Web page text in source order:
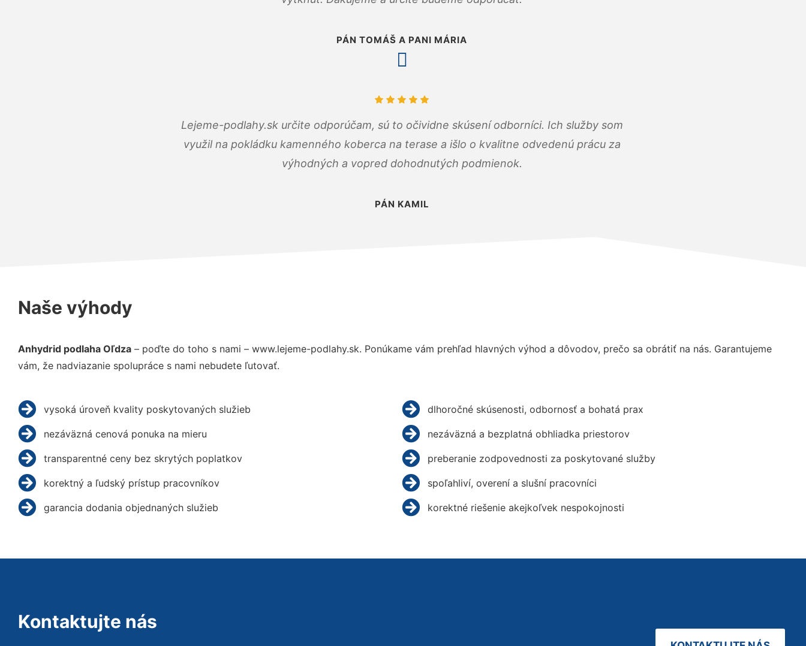
PÁN TOMÁŠ A PANI MÁRIA
Lejeme-podlahy.sk určite odporúčam, sú to očividne skúsení odborníci. Ich služby som
využil na pokládku kamenného koberca na terase a išlo o kvalitne odvedenú prácu za
výhodných a vopred dohodnutých podmienok.
PÁN KAMIL
Naše výhody
Anhydrid podlaha Oľdza – poďte do toho s nami – www.lejeme-podlahy.sk. Ponúkame vám prehľad hlavných výhod a dôvodov, prečo sa obrátiť na nás. Garantujeme
vám, že nadviazanie spolupráce s nami nebudete ľutovať.
vysoká úroveň kvality poskytovaných služieb
nezáväzná cenová ponuka na mieru
transparentné ceny bez skrytých poplatkov
korektný a ľudský prístup pracovníkov
garancia dodania objednaných služieb
dlhoročné skúsenosti, odbornosť a bohatá prax
nezáväzná a bezplatná obhliadka priestorov
preberanie zodpovednosti za poskytované služby
spoľahliví, overení a slušní pracovníci
korektné riešenie akejkoľvek nespokojnosti
Kontaktujte nás